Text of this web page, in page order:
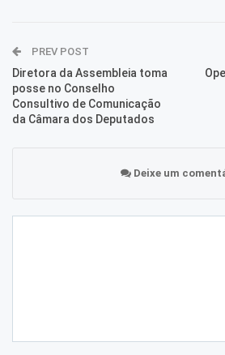
PREV POST
Diretora da Assembleia toma
posse no Conselho
Consultivo de Comunicação
da Câmara dos Deputados
Deixe um